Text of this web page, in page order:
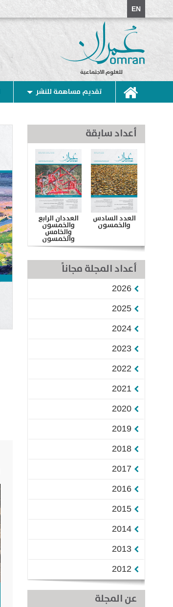
EN
للعلوم الاجتماعية
تقديم مساهمة للنشر
أعداد سابقة
العدد السادس
والخمسون
العددان الرابع
والخمسون
والخامس
والخمسون
أعداد المجلة مجاناً
2026
2025
2024
2023
2022
2021
2020
2019
2018
2017
2016
2015
2014
2013
2012
عن المجلة